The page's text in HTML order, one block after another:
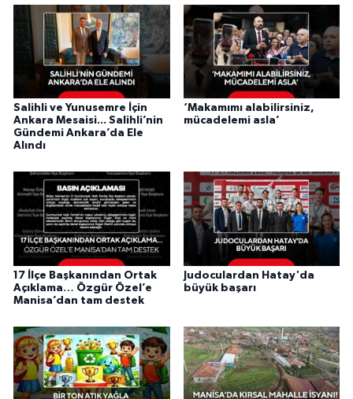
Salihli ve Yunusemre İçin
Ankara Mesaisi... Salihli’nin
Gündemi Ankara’da Ele
Alındı
‘Makamımı alabilirsiniz,
mücadelemi asla’
17 İlçe Başkanından Ortak
Açıklama… Özgür Özel’e
Manisa’dan tam destek
Judoculardan Hatay'da
büyük başarı